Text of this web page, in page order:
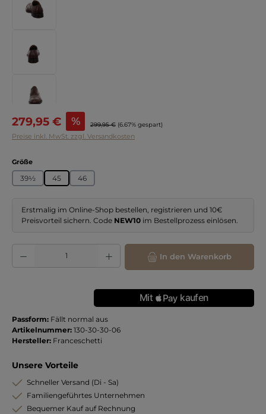
Verkaufspreis:
279,95 € % Regulärer Preis:
299,95 € (6.67% gespart)
Preise inkl. MwSt. zzgl. Versandkosten
Größeauswählen
39½ 45 46
Erstmalig im Online-Shop bestellen, registrieren und 10€
Preisvorteil sichern. Code NEW10 im Bestellprozess einlösen.
Produkt Anzahl: Gib den gewünschten Wert ein oder benutze die
In den Warenkorb
Passform: Fällt normal aus
Artikelnummer: 130-30-30-06
Hersteller: Franceschetti
Unsere Vorteile
Schneller Versand (Di - Sa)
Familiengeführtes Unternehmen
Bequemer Kauf auf Rechnung